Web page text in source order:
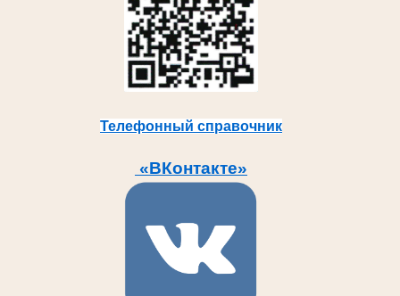
Телефонный справочник
«ВКонтакте»